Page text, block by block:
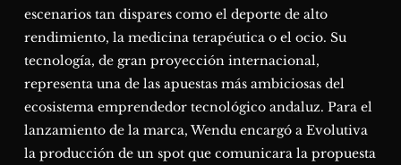
escenarios tan dispares como el deporte de alto
rendimiento, la medicina terapéutica o el ocio. Su
tecnología, de gran proyección internacional,
representa una de las apuestas más ambiciosas del
ecosistema emprendedor tecnológico andaluz. Para el
lanzamiento de la marca, Wendu encargó a Evolutiva
la producción de un spot que comunicara la propuesta